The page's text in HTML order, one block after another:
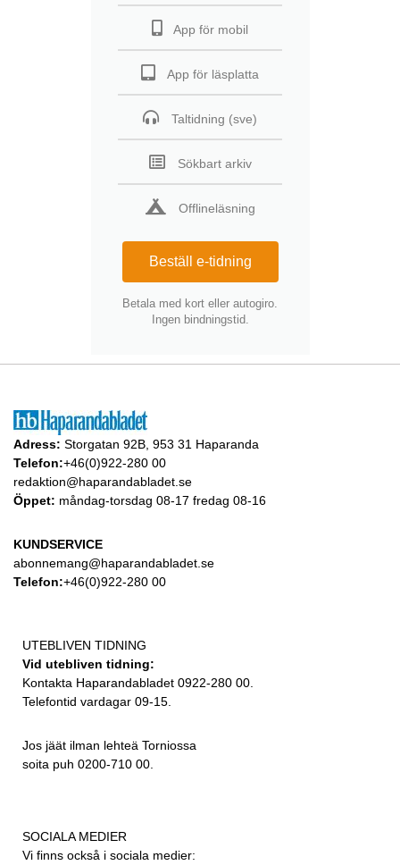
App för mobil
App för läsplatta
Taltidning (sve)
Sökbart arkiv
Offlineläsning
Beställ e-tidning
Betala med kort eller autogiro.
Ingen bindningstid.
Adress: Storgatan 92B, 953 31 Haparanda
Telefon:+46(0)922-280 00
redaktion@haparandabladet.se
Öppet: måndag-torsdag 08-17 fredag 08-16
KUNDSERVICE
abonnemang@haparandabladet.se
Telefon:+46(0)922-280 00
UTEBLIVEN TIDNING
Vid utebliven tidning:
Kontakta Haparandabladet 0922-280 00.
Telefontid vardagar 09-15.
Jos jäät ilman lehteä Torniossa
soita puh 0200-710 00.
SOCIALA MEDIER
Vi finns också i sociala medier: